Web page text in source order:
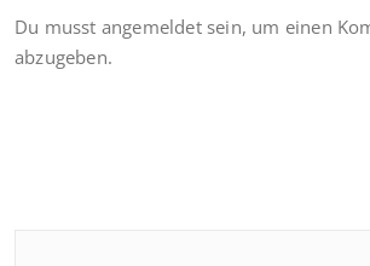
Du musst angemeldetsein, um einen
abzugeben.